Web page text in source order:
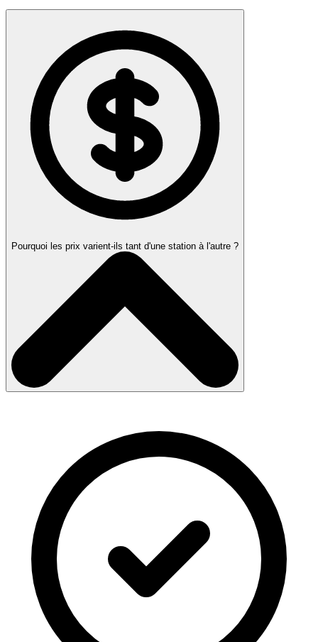
Pourquoi les prix varient-ils tant d'une station à l'autre ?